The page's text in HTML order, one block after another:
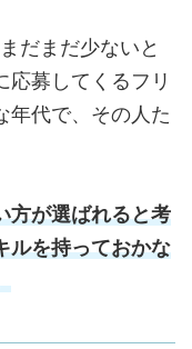
だまだ少ないと
応募してくるフリ
年代で、その人た
方が選ばれると考
ルを持っておかな